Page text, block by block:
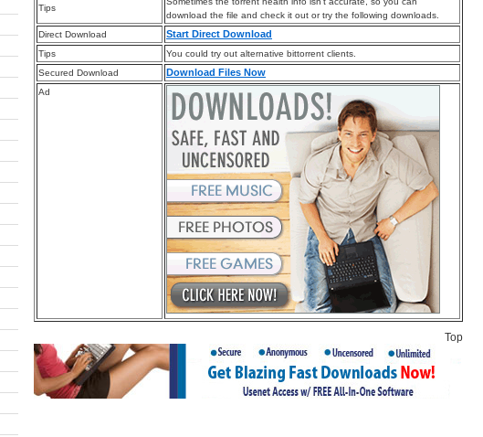
Tips
download the file and check it out or try the following downloads.
Direct Download
Start Direct Download
Tips
You could try out alternative bittorrent clients.
Secured Download
Download Files Now
Ad
Top